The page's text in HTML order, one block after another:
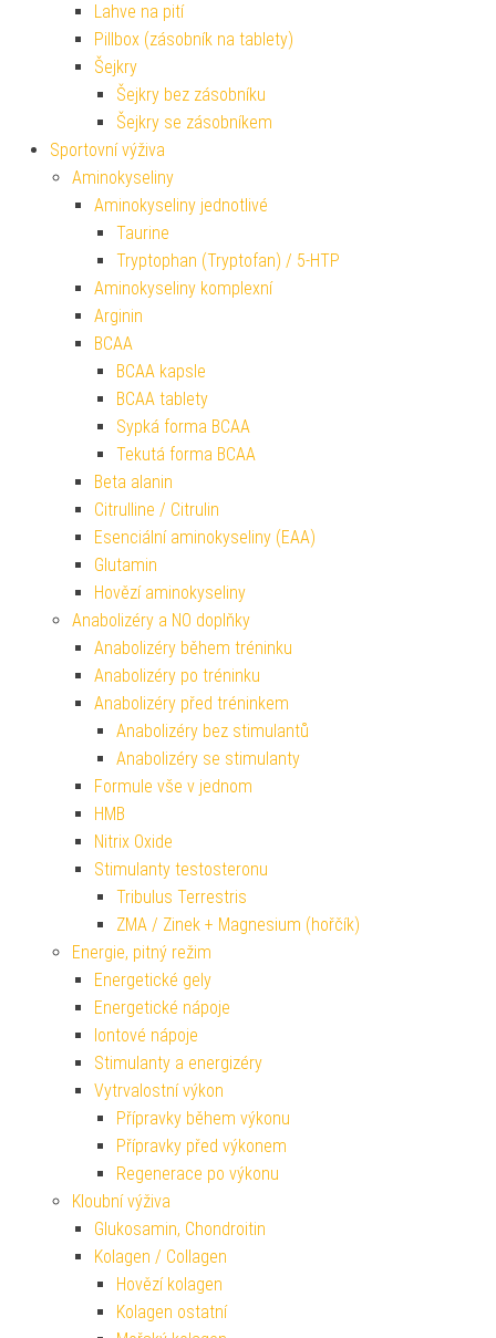
Lahve na pití
Pillbox (zásobník na tablety)
Šejkry
Šejkry bez zásobníku
Šejkry se zásobníkem
Sportovní výživa
Aminokyseliny
Aminokyseliny jednotlivé
Taurine
Tryptophan (Tryptofan) / 5-HTP
Aminokyseliny komplexní
Arginin
BCAA
BCAA kapsle
BCAA tablety
Sypká forma BCAA
Tekutá forma BCAA
Beta alanin
Citrulline / Citrulin
Esenciální aminokyseliny (EAA)
Glutamin
Hovězí aminokyseliny
Anabolizéry a NO doplňky
Anabolizéry během tréninku
Anabolizéry po tréninku
Anabolizéry před tréninkem
Anabolizéry bez stimulantů
Anabolizéry se stimulanty
Formule vše v jednom
HMB
Nitrix Oxide
Stimulanty testosteronu
Tribulus Terrestris
ZMA / Zinek + Magnesium (hořčík)
Energie, pitný režim
Energetické gely
Energetické nápoje
Iontové nápoje
Stimulanty a energizéry
Vytrvalostní výkon
Přípravky během výkonu
Přípravky před výkonem
Regenerace po výkonu
Kloubní výživa
Glukosamin, Chondroitin
Kolagen / Collagen
Hovězí kolagen
Kolagen ostatní